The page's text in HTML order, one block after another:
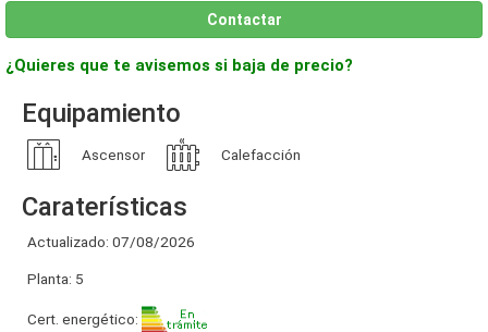
Contactar
¿Quieres que te avisemos si baja de precio?
Equipamiento
Ascensor Calefacción
Caraterísticas
Actualizado: 07/08/2026
Planta: 5
Cert. energético: